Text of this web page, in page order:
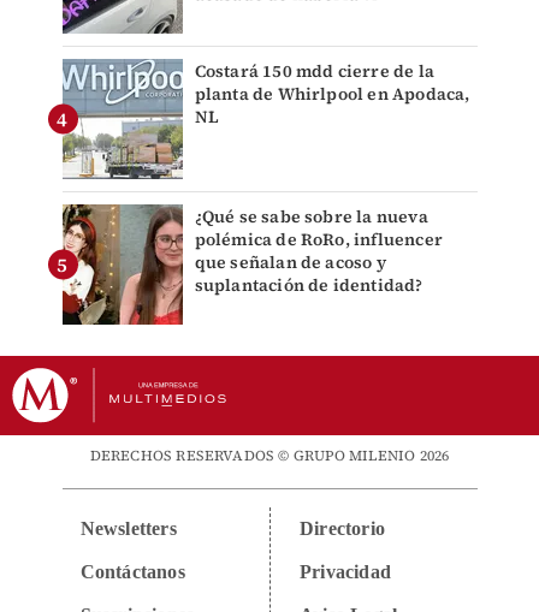
Costará 150 mdd cierre de la
planta de Whirlpool en Apodaca,
NL
¿Qué se sabe sobre la nueva
polémica de RoRo, influencer
que señalan de acoso y
suplantación de identidad?
DERECHOS RESERVADOS © GRUPO MILENIO 2026
Newsletters
Contáctanos
Directorio
Privacidad